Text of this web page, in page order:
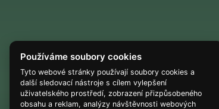
Používáme soubory cookies
Tyto webové stránky používají soubory cookies a
další sledovací nástroje s cílem vylepšení
uživatelského prostředí, zobrazení přizpůsobeného
obsahu a reklam, analýzy návštěvnosti webových
Akrobatické lety